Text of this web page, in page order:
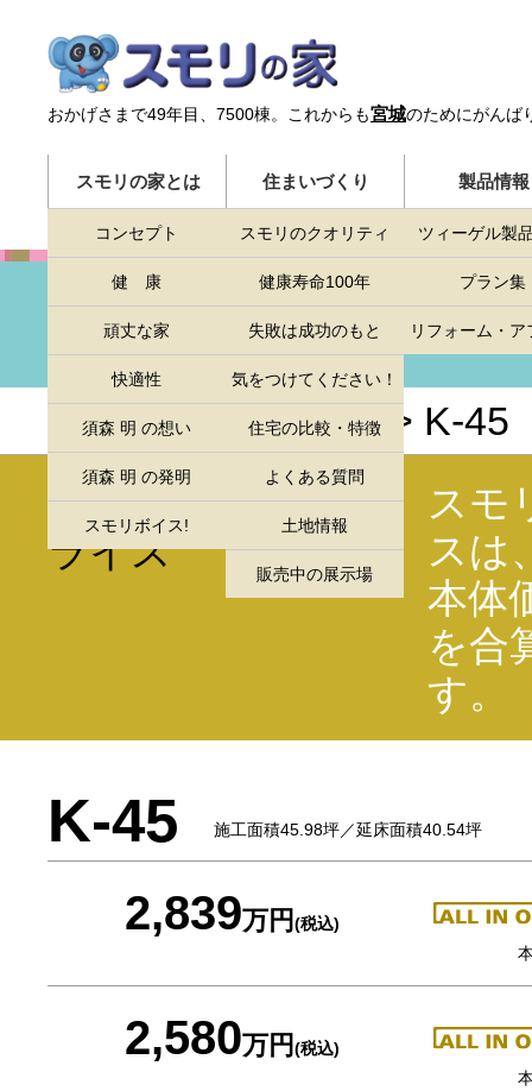
おかげさまで49年目、7500棟。 これからも宮城のためにがんば
スモリの家とは
コンセプト
健 康
頑丈な家
快適性
須森 明 の想い
須森 明 の発明
スモリボイス!
住まいづくり
スモリのクオリティ
健康寿命100年
失敗は成功のもと
気をつけてください！
住宅の比較・特徴
よくある質問
土地情報
販売中の展示場
製品情報
ツィーゲル製
プラン集
リフォーム・ア
プラン集
HOME> プラン集> K-45
スモ
スは
本体
を合
す。
K-45 施工面積45.98坪／延床面積40.54坪
2,839万円 (税込)
2,580万円 (税込)